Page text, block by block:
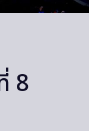
8